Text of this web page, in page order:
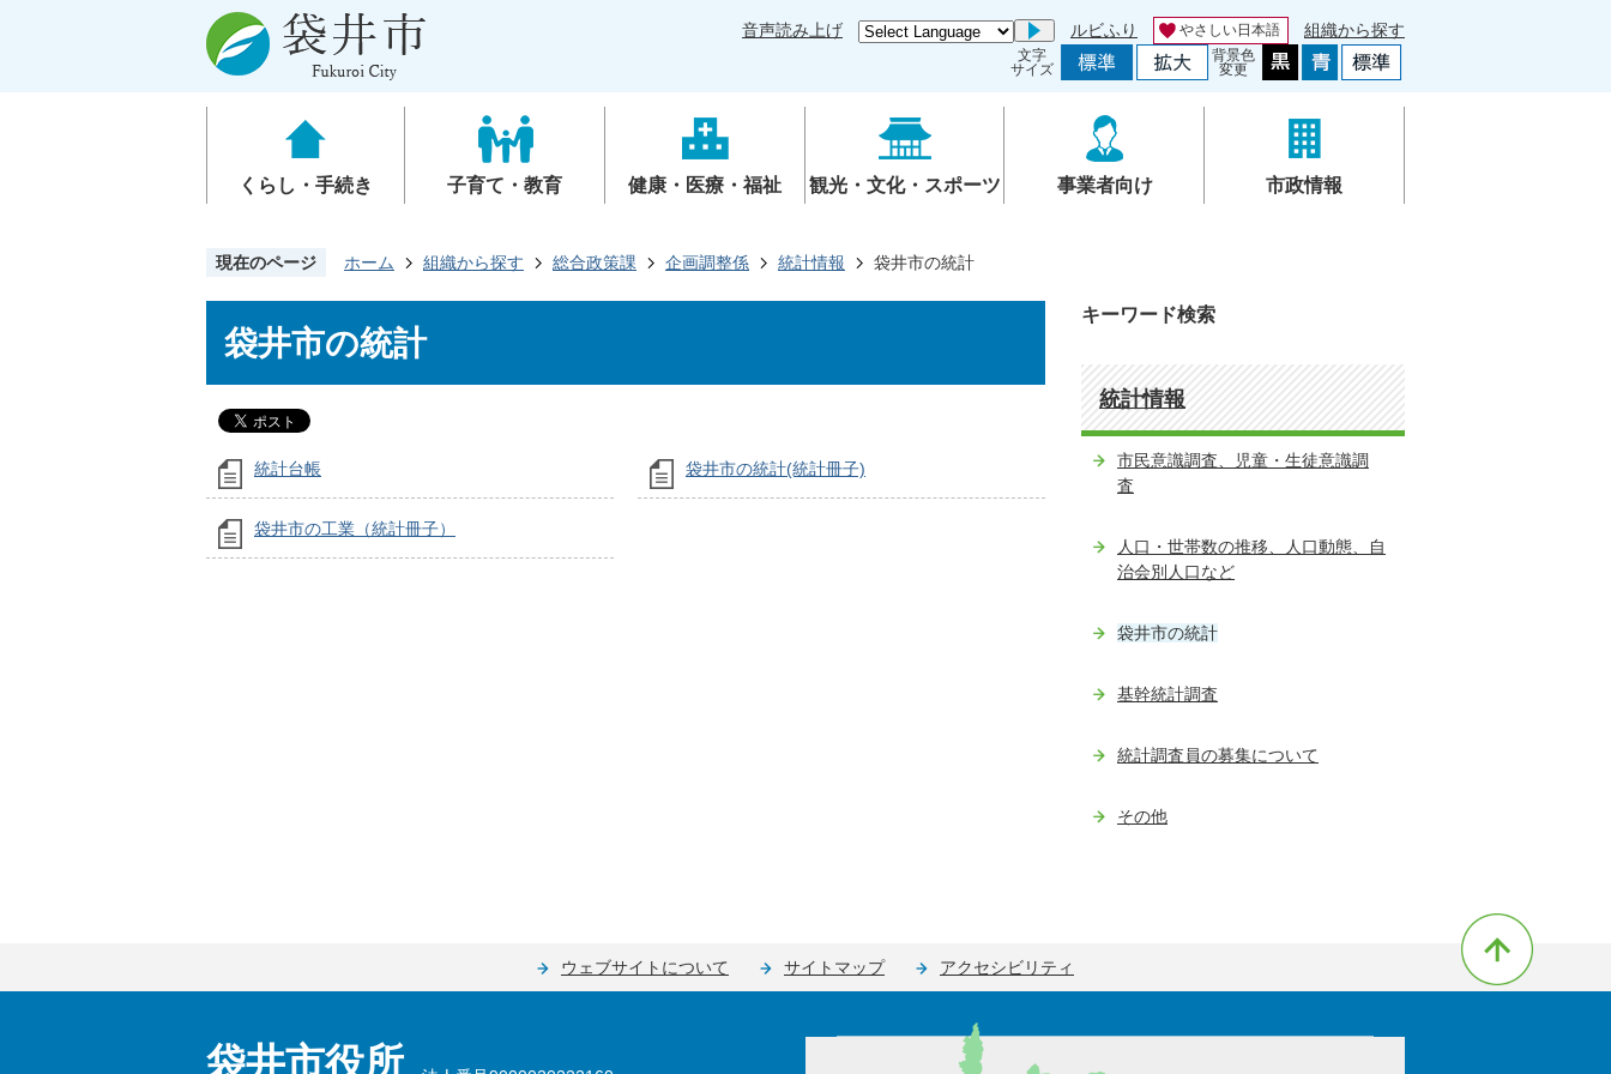
音声読み上げ Go ルビふり やさしい日本語 組織から探す
文字
サイズ
背景色
変更
くらし・手続き 子育て・教育 健康・医療・福祉 観光・文化・スポーツ 事業者向け 市政情報
現在のページ ホーム 組織から探す 総合政策課 企画調整係 統計情報 袋井市の統計
袋井市の統計
統計台帳 袋井市の統計(統計冊子)
袋井市の工業（統計冊子）
キーワード検索
統計情報
市民意識調査、児童・生徒意識調
査
人口・世帯数の推移、人口動態、自
治会別人口など
袋井市の統計
基幹統計調査
統計調査員の募集について
その他
ウェブサイトについて サイトマップ アクセシビリティ
袋井市役所